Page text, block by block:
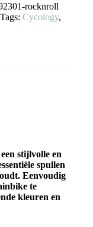
rocknroll
Tags: Cycology,
stijlvolle en
spullen
Eenvoudig
te
kleuren en